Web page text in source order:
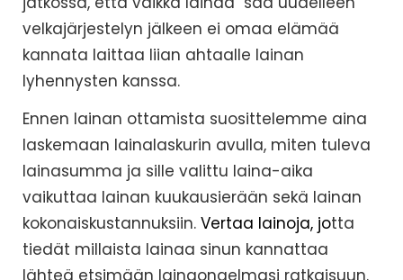
velkajärjestelyn jälkeen ei omaa elämää
kannata laittaa liian ahtaalle lainan
lyhennysten kanssa.
Ennen lainan ottamista suosittelemme aina
laskemaan lainalaskurin avulla, miten tuleva
lainasumma ja sille valittu laina-aika
vaikuttaa lainan kuukausierään sekä lainan
kokonaiskustannuksiin. Vertaa lainoja, jotta
tiedät millaista lainaa sinun kannattaa